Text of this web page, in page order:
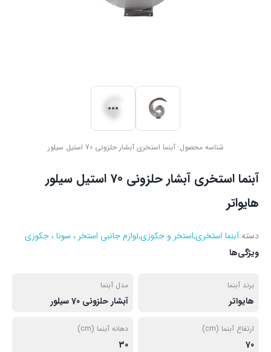
شناسه محصول:آبنما استخری آبشار حلزونی 70 استیل سیلور
آبنما استخری آبشار حلزونی 70 استیل سیلور
هایواتر
دسته:آبنما استخری,استخر و جکوزی,لوازم جانبی استخر ، سونا ، جکوزی
ویژگی‌ها
برند آبنما
هایواتر
مدل آبنما
آبشار حلزونی 70 سیلور
ارتفاع آبنما (cm)
70
دهانه آبنما (cm)
30